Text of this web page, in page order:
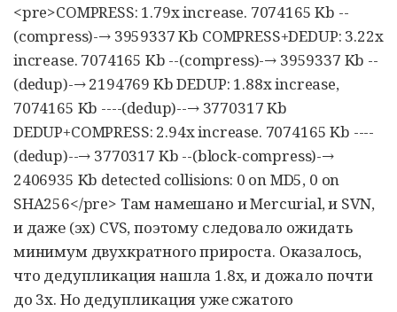
<pre>COMPRESS: 1.79x increase. 7074165 Kb --
(compress)-→ 3959337 Kb COMPRESS+DEDUP: 3.22x
increase. 7074165 Kb --(compress)-→ 3959337 Kb --
(dedup)-→ 2194769 Kb DEDUP: 1.88x increase,
7074165 Kb ----(dedup)--→ 3770317 Kb
DEDUP+COMPRESS: 2.94x increase. 7074165 Kb ----
(dedup)--→ 3770317 Kb --(block-compress)-→
2406935 Kb detected collisions: 0 on MD5, 0 on
SHA256</pre> Там намешано и Mercurial, и SVN,
и даже (эх) CVS, поэтому следовало ожидать
минимум двухкратного прироста. Оказалось,
что дедупликация нашла 1.8х, и дожало почти
до 3х. Но дедупликация уже сжатого